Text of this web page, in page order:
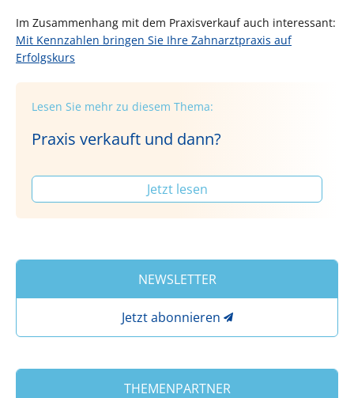
Im Zusammenhang mit dem Praxisverkauf auch interessant:
Mit Kennzahlen bringen Sie Ihre Zahnarztpraxis auf
Erfolgskurs
Lesen Sie mehr zu diesem Thema:
Praxis verkauft und dann?
Jetzt lesen
NEWSLETTER
Jetzt abonnieren
THEMENPARTNER